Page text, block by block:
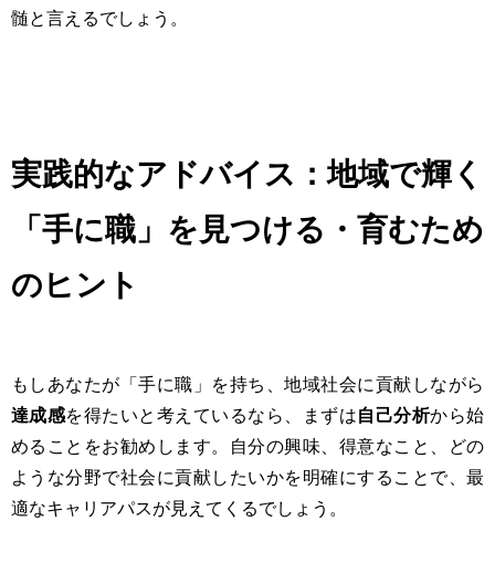
髄と言えるでしょう。
実践的なアドバイス：地域で輝く
「手に職」を見つける・育むため
のヒント
もしあなたが「手に職」を持ち、地域社会に貢献しながら
達成感を得たいと考えているなら、まずは自己分析から始
めることをお勧めします。自分の興味、得意なこと、どの
ような分野で社会に貢献したいかを明確にすることで、最
適なキャリアパスが見えてくるでしょう。